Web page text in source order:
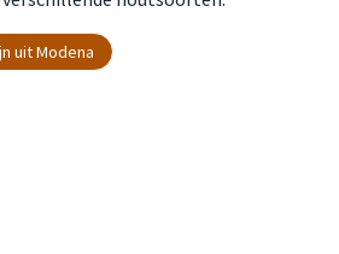
uit Modena